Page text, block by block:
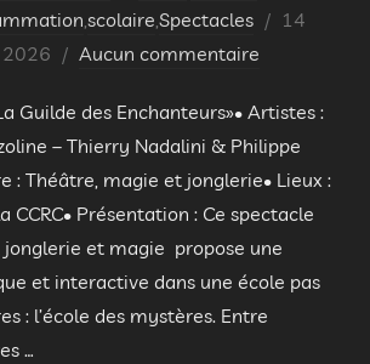
,scolaire,Spectacles
Publié
14
Aucun commentaire
Guilde des Enchanteurs»• Artistes :
– Thierry Nadalini & Philippe
: Théâtre, magie et jonglerie• Lieux :
CCRC• Présentation : Ce spectacle
et magie propose une
et interactive dans une école pas
: l’école des mystères. Entre
…